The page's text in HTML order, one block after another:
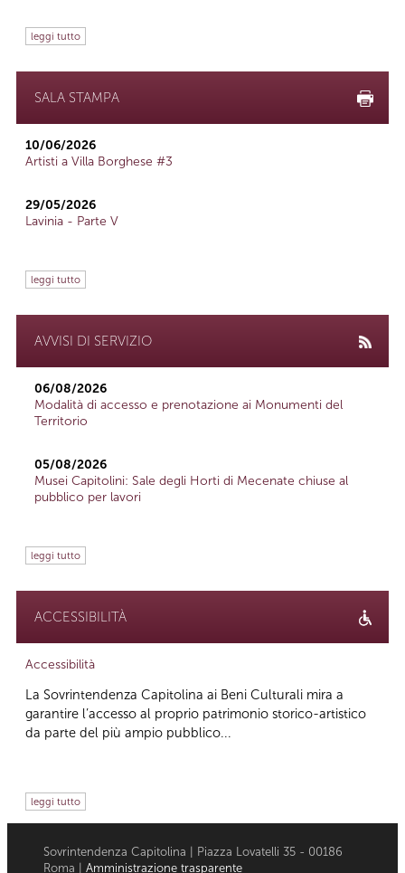
leggi tutto
SALA STAMPA
10/06/2026
Artisti a Villa Borghese #3
29/05/2026
Lavinia - Parte V
leggi tutto
AVVISI DI SERVIZIO
06/08/2026
Modalità di accesso e prenotazione ai Monumenti del
Territorio
05/08/2026
Musei Capitolini: Sale degli Horti di Mecenate chiuse al
pubblico per lavori
leggi tutto
ACCESSIBILITÀ
Accessibilità
La Sovrintendenza Capitolina ai Beni Culturali mira a
garantire l’accesso al proprio patrimonio storico-artistico
da parte del più ampio pubblico...
leggi tutto
Sovrintendenza Capitolina | Piazza Lovatelli 35 - 00186
Roma | Amministrazione trasparente